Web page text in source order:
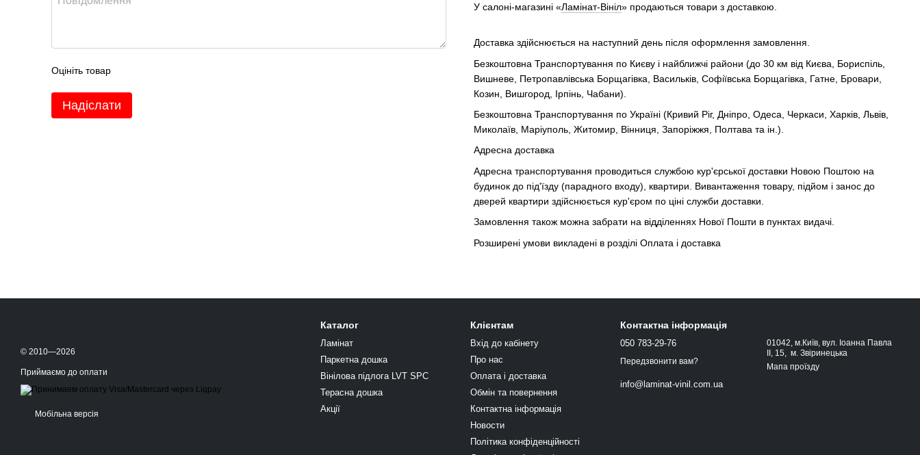
Оцініть товар
Надіслати
У салоні-магазині «Ламінат-Вініл» продаються товари з доставкою.
Доставка здійснюється на наступний день після оформлення замовлення.
Безкоштовна Транспортування по Києву і найближчі райони (до 30 км від Києва, Бориспіль,
Вишневе, Петропавлівська Борщагівка, Васильків, Софіївська Борщагівка, Гатне, Бровари,
Козин, Вишгород, Ірпінь, Чабани).
Безкоштовна Транспортування по Україні (Кривий Ріг, Дніпро, Одеса, Черкаси, Харків, Львів,
Миколаїв, Маріуполь, Житомир, Вінниця, Запоріжжя, Полтава та ін.).
Адресна доставка
Адресна транспортування проводиться службою кур'єрської доставки Новою Поштою на
будинок до під'їзду (парадного входу), квартири. Вивантаження товару, підйом і занос до
дверей квартири здійснюється кур'єром по ціні служби доставки.
Замовлення також можна забрати на відділеннях Нової Пошти в пунктах видачі.
Розширені умови викладені в розділі Оплата і доставка
© 2010—2026
Приймаємо до оплати
Мобільна версія
Каталог
Ламінат
Паркетна дошка
Вінілова підлога LVT SPC
Терасна дошка
Акції
Клієнтам
Вхід до кабінету
Про нас
Оплата і доставка
Обмін та повернення
Контактна інформація
Новости
Політика конфіденційності
Контактна інформація
050 783-29-76
Передзвонити вам?
info@laminat-vinil.com.ua
01042, м.Київ, вул. Іоанна Павла
ІІ, 15, м. Звіринецька
Мапа проїзду